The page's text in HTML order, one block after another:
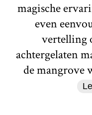
magische
even
vertelling
achtergelaten
de mangrove